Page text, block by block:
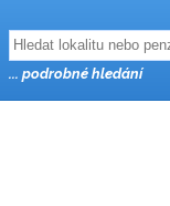
... podrobné hledání